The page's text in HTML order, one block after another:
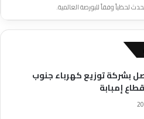
لحظياً وفقاً للبورصة العالمية.
بشركة توزيع كهرباء جنوب
إمبابة